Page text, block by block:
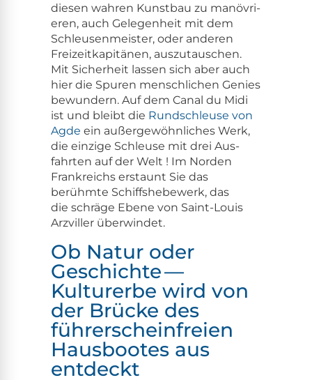
diesen wahren Kun­st­bau zu manövri­
eren, auch Gele­gen­heit mit dem
Schleusen­meis­ter, oder anderen
Freizeitkapitä­nen, auszu­tauschen.
Mit Sicher­heit lassen sich aber auch
hier die Spuren men­schlichen Genies
bewun­dern. Auf dem Canal du Midi
ist und bleibt die Rund­schleuse von
Agde ein außergewöhn­lich­es Werk,
die einzige Schleuse mit drei Aus­
fahrten auf der Welt ! Im Nor­den
Frankre­ichs erstaunt Sie das
berühmte Schiff­she­be­w­erk, das
die schräge Ebene von Saint-Louis
Arzviller überwindet.
Ob Natur oder
Geschichte —
Kulturerbe wird von
der Brücke des
führerscheinfreien
Hausbootes aus
entdeckt